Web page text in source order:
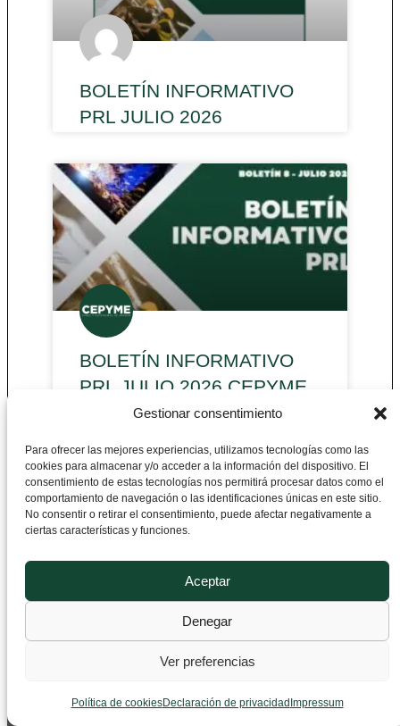
Gestionar consentimiento
Para ofrecer las mejores experiencias, utilizamos tecnologías como las
cookies para almacenar y/o acceder a la información del dispositivo. El
consentimiento de estas tecnologías nos permitirá procesar datos como el
comportamiento de navegación o las identificaciones únicas en este sitio.
No consentir o retirar el consentimiento, puede afectar negativamente a
ciertas características y funciones.
Aceptar
Denegar
Ver preferencias
Política de cookiesDeclaración de privacidad Impressum
BOLETÍN INFORMATIVO
PRL JULIO 2026
BOLETÍN INFORMATIVO
PRL JULIO 2026 CEPYME
ARAGÓN – GOBIERNO DE
CEPYME Aragón con la financiación
del Gobierno de Aragón ha publicado
el Boletín Informativo PRL
correspondiente al mes de julio de
CEPYME Aragón
Laborales